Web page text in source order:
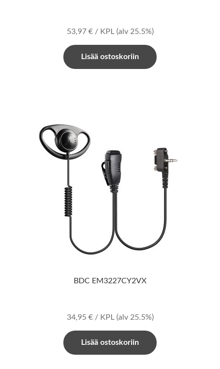
53,97 €/ KPL (alv 25.5%)
Lisää ostoskoriin
BDC EM3227CY2VX
34,95 €/ KPL (alv 25.5%)
Lisää ostoskoriin